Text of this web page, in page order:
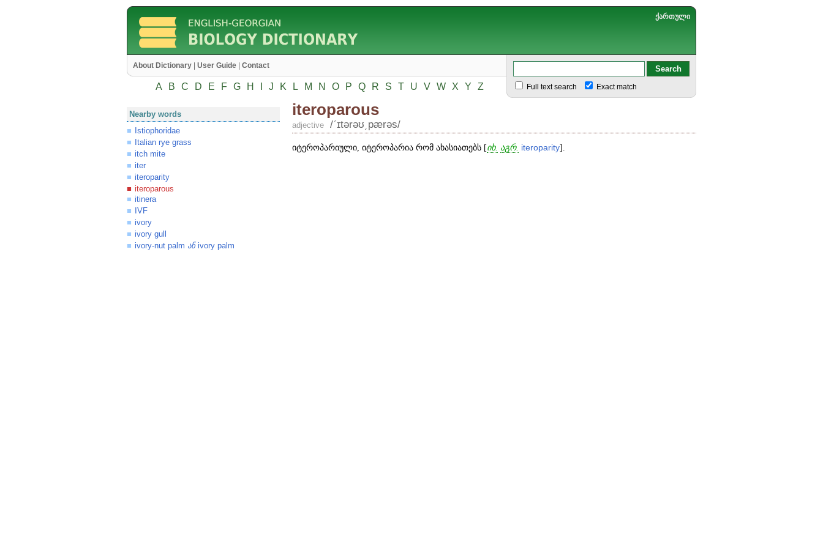
ქართული
About Dictionary User Guide Contact
A B C D E F G H J K L M N O P Q R S T U V W X Y Z Full text search Exact match
Nearby words
Istiophoridae
Italian rye grass
itch mite
iter
iteroparity
iteroparous
itinera
IVF
ivory
ivory gull
ivory-nut palm ანivory palm
iteroparous
adjective /ʹɪtərəʊ͵pærəs/
იტეროპარიული, იტეროპარია რომ ახასიათებს [იხ. აგრ. iteroparity].